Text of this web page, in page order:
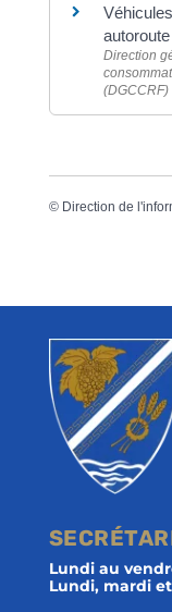
Direction
(DGCCRF)
© Direction de
Lundi au
Lundi, mardi et